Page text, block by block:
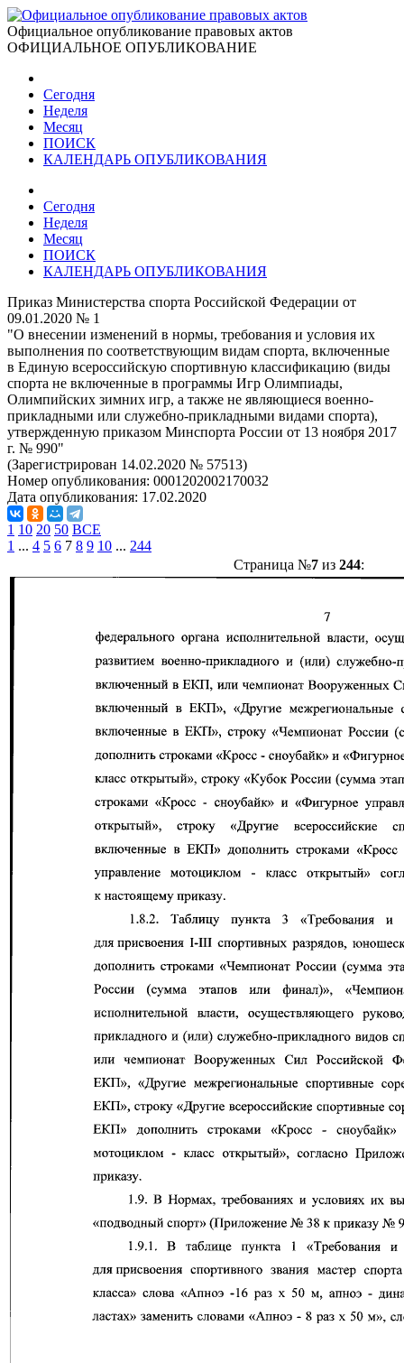
Официальное опубликование правовых актов
ОФИЦИАЛЬНОЕ ОПУБЛИКОВАНИЕ
Сегодня
Неделя
Месяц
ПОИСК
КАЛЕНДАРЬ ОПУБЛИКОВАНИЯ
Сегодня
Неделя
Месяц
ПОИСК
КАЛЕНДАРЬ ОПУБЛИКОВАНИЯ
Приказ Министерства спорта Российской Федерации от
09.01.2020 № 1
"О внесении изменений в нормы, требования и условия их
выполнения по соответствующим видам спорта, включенные
в Единую всероссийскую спортивную классификацию (виды
спорта не включенные в программы Игр Олимпиады,
Олимпийских зимних игр, а также не являющиеся военно-
прикладными или служебно-прикладными видами спорта),
утвержденную приказом Минспорта России от 13 ноября 2017
г. № 990"
(Зарегистрирован 14.02.2020 № 57513)
Номер опубликования: 0001202002170032
Дата опубликования: 17.02.2020
1 10 20 50 ВСЕ
1 ... 4 5 6 7 8 9 10 ... 244
Страница №7из 244: